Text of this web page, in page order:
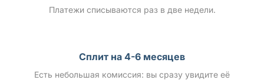
Платежи списываются раз в две недели.
Сплит на 4-6 месяцев
Есть небольшая комиссия: вы сразу увидите её